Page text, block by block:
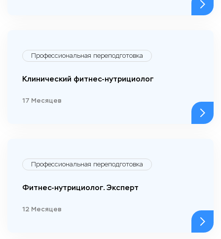
Профессиональная переподготовка
Клинический фитнес-нутрициолог
17 Месяцев
Профессиональная переподготовка
Фитнес-нутрициолог. Эксперт
12 Месяцев